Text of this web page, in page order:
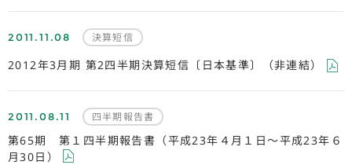
2011.11.08 決算短信
2012年3月期 第2四半期決算短信〔日本基準〕（非連結）
2011.08.11 四半期報告書
第65期 第１四半期報告書（平成23年４月１日～平成23年６
月30日）